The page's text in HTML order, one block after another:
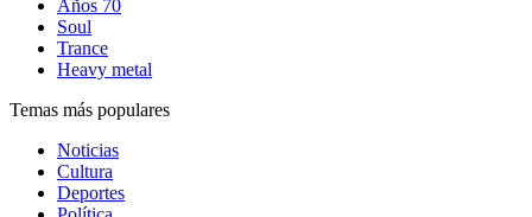
Años 70
Soul
Trance
Heavy metal
Temas más populares
Noticias
Cultura
Deportes